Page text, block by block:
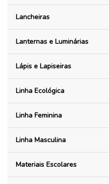
Lancheiras
Lanternas e Luminárias
Lápis e Lapiseiras
Linha Ecológica
Linha Feminina
Linha Masculina
Materiais Escolares